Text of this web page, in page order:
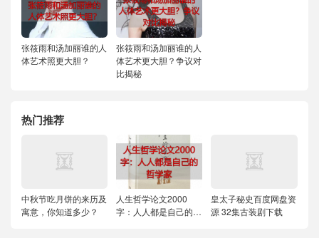
张筱雨和汤加丽谁的人
体艺术照更大胆？
张筱雨和汤加丽谁的人
体艺术更大胆？争议对
比揭秘
热门推荐
中秋节吃月饼的来历及
寓意，你知道多少？
人生哲学论文2000
字：人人都是自己的哲
皇太子秘史百度网盘资
源 32集古装剧下载